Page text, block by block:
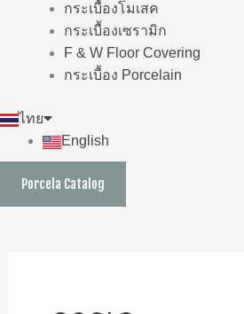
กระเบื้องโมเสค
กระเบื้องเซรามิก
F & W Floor Covering
กระเบื้อง Porcelain
ไทย
English
Porcela Catalog